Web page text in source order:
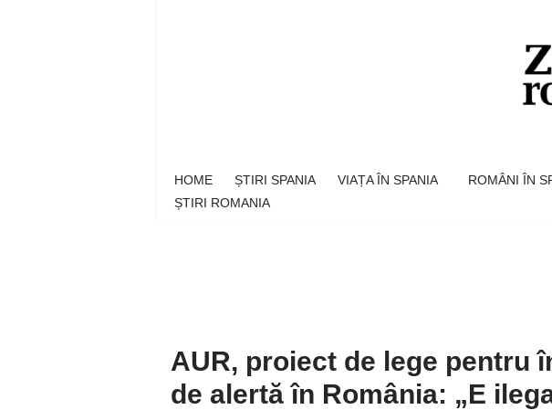
HOME ȘTIRI SPANIA VIAȚA ÎN SPANIA ROMÂNI ÎN
ȘTIRI ROMANIA
AUR, proiect de lege pentru
de alertă în România: „E